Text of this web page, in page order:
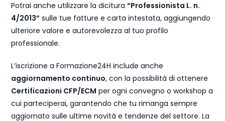
Potrai anche utilizzare la dicitura“Professionista L. n.
4/2013” sulle tue fatture e carta intestata, aggiungendo
ulteriore valore e autorevolezza al tuo profilo
professionale.
L’iscrizione a Formazione24H include anche
aggiornamento continuo, con la possibilità di ottenere
Certificazioni CFP/ECM per ogni convegno o workshop a
cui parteciperai, garantendo che tu rimanga sempre
aggiornato sulle ultime novità e tendenze del settore. La